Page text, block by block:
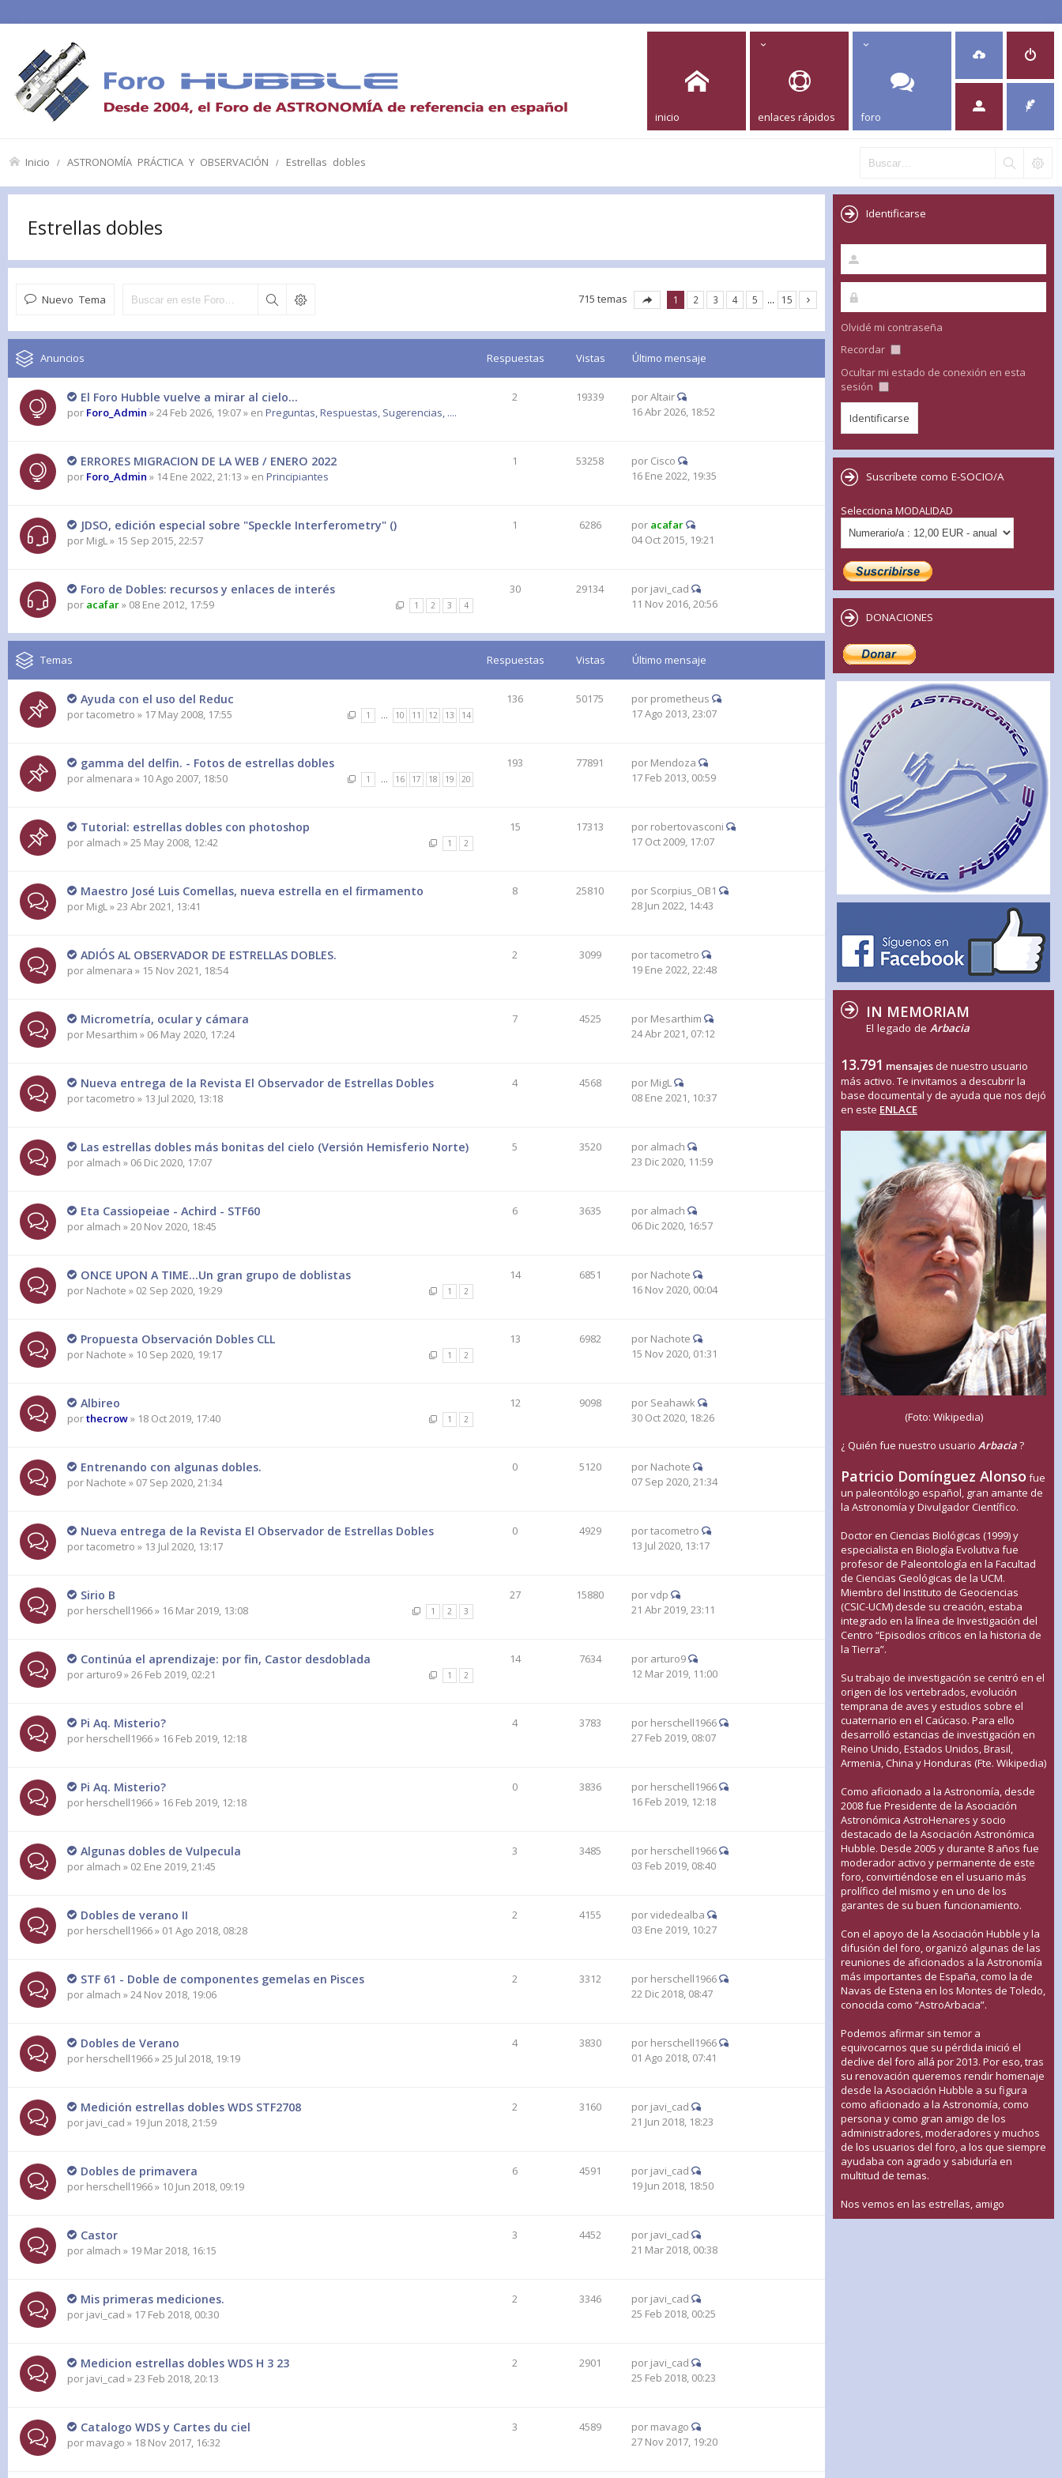
inicio enlaces rápidos foro
Inicio ASTRONOMÍA PRÁCTICA Y OBSERVACIÓN Estrellas dobles
Estrellas dobles
Nuevo Tema 715 temas 1 2 3 4 5 … 15
Anuncios Respuestas Vistas Último mensaje
El Foro Hubble vuelve a mirar al cielo...
por Foro_Admin » 24 Feb 2026, 19:07 » en Preguntas, Respuestas, Sugerencias, ....
2 19339 porAltair
16 Abr 2026, 18:52
ERRORES MIGRACION DE LA WEB / ENERO 2022
por Foro_Admin » 14 Ene 2022, 21:13 » en Principiantes
1 53258 por Cisco
16 Ene 2022, 19:35
JDSO, edición especial sobre "Speckle Interferometry" ()
por MigL» 15 Sep 2015, 22:57
1 6286 por acafar
04 Oct 2015, 19:21
Foro de Dobles: recursos y enlaces de interés
1 2 3 4
por acafar» 08 Ene 2012, 17:59
30 29134 por javi_cad
11 Nov 2016, 20:56
Temas Respuestas Vistas Último mensaje
Ayuda con el uso del Reduc
1 … 10 11 12 13 14
portacometro » 17 May 2008, 17:55
136 50175 por prometheus
17 Ago 2013, 23:07
gamma del delfin. - Fotos de estrellas dobles
1 … 16 17 18 19 20
por almenara » 10 Ago 2007, 18:50
193 77891 por Mendoza
17 Feb 2013, 00:59
Tutorial: estrellas dobles con photoshop
1 2
por almach » 25 May 2008, 12:42
15 17313 por robertovasconi
17 Oct 2009, 17:07
Maestro José Luis Comellas, nueva estrella en el firmamento
por MigL» 23 Abr 2021, 13:41
8 25810 por Scorpius_OB1
28 Jun 2022, 14:43
ADIÓS AL OBSERVADOR DE ESTRELLAS DOBLES.
por almenara » 15 Nov 2021, 18:54
2 3099 portacometro
19 Ene 2022, 22:48
Micrometría, ocular y cámara
por Mesarthim » 06 May 2020, 17:24
7 4525 por Mesarthim
24 Abr 2021, 07:12
Nueva entrega de la Revista El Observador de Estrellas Dobles
portacometro » 13 Jul 2020, 13:18
4 4568 por MigL
08 Ene 2021, 10:37
Las estrellas dobles más bonitas del cielo (Versión Hemisferio Norte)
por almach » 06 Dic 2020, 17:07
5 3520 por almach
23 Dic 2020, 11:59
Eta Cassiopeiae - Achird - STF60
por almach » 20 Nov 2020, 18:45
6 3635 por almach
06 Dic 2020, 16:57
ONCE UPON A TIME...Un gran grupo de doblistas
1 2
por Nachote » 02 Sep 2020, 19:29
14 6851 por Nachote
16 Nov 2020, 00:04
Propuesta Observación Dobles CLL
1 2
por Nachote » 10 Sep 2020, 19:17
13 6982 por Nachote
15 Nov 2020, 01:31
Albireo
1 2
porthecrow» 18 Oct 2019, 17:40
12 9098 por Seahawk
30 Oct 2020, 18:26
Entrenando con algunas dobles.
por Nachote » 07 Sep 2020, 21:34
0 5120 por Nachote
07 Sep 2020, 21:34
Nueva entrega de la Revista El Observador de Estrellas Dobles
portacometro » 13 Jul 2020, 13:17
0 4929 portacometro
13 Jul 2020, 13:17
Sirio B
1 2 3
por herschell1966» 16 Mar 2019, 13:08
27 15880 porvdp
21 Abr 2019, 23:11
Continúa el aprendizaje: por fin, Castor desdoblada
1 2
por arturo9» 26 Feb 2019, 02:21
14 7634 por arturo9
12 Mar 2019, 11:00
Pi Aq. Misterio?
por herschell1966» 16 Feb 2019, 12:18
4 3783 por herschell1966
27 Feb 2019, 08:07
Pi Aq. Misterio?
por herschell1966» 16 Feb 2019, 12:18
0 3836 por herschell1966
16 Feb 2019, 12:18
Algunas dobles de Vulpecula
por almach » 02 Ene 2019, 21:45
3 3485 por herschell1966
03 Feb 2019, 08:40
Dobles de verano II
por herschell1966» 01 Ago 2018, 08:28
2 4155 porvidedealba
03 Ene 2019, 10:27
STF 61 - Doble de componentes gemelas en Pisces
por almach » 24 Nov 2018, 19:06
2 3312 por herschell1966
22 Dic 2018, 08:47
Dobles de Verano
por herschell1966» 25 Jul 2018, 19:19
4 3830 por herschell1966
01 Ago 2018, 07:41
Medición estrellas dobles WDS STF2708
por javi_cad » 19 Jun 2018, 21:59
2 3160 por javi_cad
21 Jun 2018, 18:23
Dobles de primavera
por herschell1966» 10 Jun 2018, 09:19
6 4591 por javi_cad
19 Jun 2018, 18:50
Castor
por almach » 19 Mar 2018, 16:15
3 4452 por javi_cad
21 Mar 2018, 00:38
Mis primeras mediciones.
por javi_cad » 17 Feb 2018, 00:30
2 3346 por javi_cad
25 Feb 2018, 00:25
Medicion estrellas dobles WDS H 3 23
por javi_cad » 23 Feb 2018, 20:13
2 2901 por javi_cad
25 Feb 2018, 00:23
Catalogo WDS y Cartes du ciel
por mavago » 18 Nov 2017, 16:32
3 4589 por mavago
27 Nov 2017, 19:20
Identificarse
Olvidé mi contraseña
Recordar
Ocultar mi estado de conexión en esta
sesión
Suscríbete como E-SOCIO/A
Selecciona MODALIDAD
DONACIONES
IN MEMORIAM
El legado de Arbacia
13.791 mensajes de nuestro usuario
más activo. Te invitamos a descubrir la
base documental y de ayuda que nos dejó
en este ENLACE
(Foto: Wikipedia)
¿ Quién fue nuestro usuario Arbacia?
Patricio Domínguez Alonso fue
un paleontólogo español, gran amante de
la Astronomía y Divulgador Científico.
Doctor en Ciencias Biológicas (1999) y
especialista en Biología Evolutiva fue
profesor de Paleontología en la Facultad
de Ciencias Geológicas de la UCM.
Miembro del Instituto de Geociencias
(CSIC-UCM) desde su creación, estaba
integrado en la línea de Investigación del
Centro “Episodios críticos en la historia de
la Tierra”.
Su trabajo de investigación se centró en el
origen de los vertebrados, evolución
temprana de aves y estudios sobre el
cuaternario en el Caúcaso. Para ello
desarrolló estancias de investigación en
Reino Unido, Estados Unidos, Brasil,
Armenia, China y Honduras (Fte. Wikipedia)
Como aficionado a la Astronomía, desde
2008 fue Presidente de la Asociación
Astronómica AstroHenares y socio
destacado de la Asociación Astronómica
Hubble. Desde 2005 y durante 8 años fue
moderador activo y permanente de este
foro, convirtiéndose en el usuario más
prolífico del mismo y en uno de los
garantes de su buen funcionamiento.
Con el apoyo de la Asociación Hubble y la
difusión del foro, organizó algunas de las
reuniones de aficionados a la Astronomía
más importantes de España, como la de
Navas de Estena en los Montes de Toledo,
conocida como “AstroArbacia”.
Podemos afirmar sin temor a
equivocarnos que su pérdida inició el
declive del foro allá por 2013. Por eso, tras
su renovación queremos rendir homenaje
desde la Asociación Hubble a su figura
como aficionado a la Astronomía, como
persona y como gran amigo de los
administradores, moderadores y muchos
de los usuarios del foro, a los que siempre
ayudaba con agrado y sabiduría en
multitud de temas.
Nos vemos en las estrellas, amigo